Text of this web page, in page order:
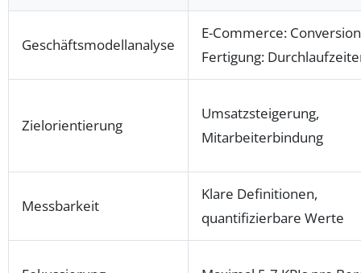
Geschäftsmodellanalyse
E-Commerce:
Fertigung:
Zielorientierung
Umsatzsteigerung,
Mitarbeiterbindung
Messbarkeit
Klare Definitionen,
quantifizierbare Werte